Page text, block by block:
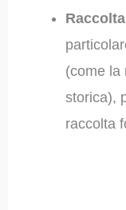
(come la
storica),
raccolta